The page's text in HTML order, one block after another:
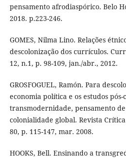
pensamento afrodiaspórico. Belo
2018. p.223-246.
GOMES, Nilma Lino. Relações
descolonização dos currículos.
12, n.1, p. 98-109, jan./abr., 2012.
GROSFOGUEL, Ramón. Para
economia política e os estudos pós-
transmodernidade, pensamento
colonialidade global. Revista
80, p. 115-147, mar. 2008.
HOOKS, Bell. Ensinando a